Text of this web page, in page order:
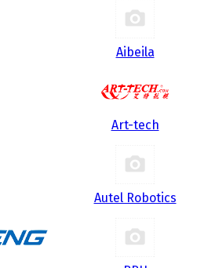
Aibeila
Art-tech
Autel Robotics